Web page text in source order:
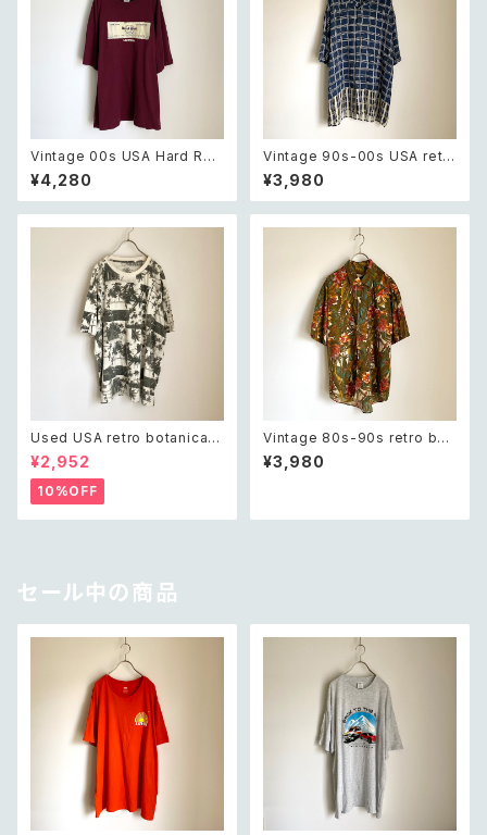
Vintage 00s USA Hard Roc
k CAFE Las Vegas burgund
y t shirt 2XL レトロ アメリカ
ヴィンテージ 古着 ハードロック
¥4,280
Vintage 90s-00s USA retr
o navy blue plaid pattern s
hirt レトロ アメリカ ヴィンテー
ジ 古着 ネイビー チェック柄 半
¥3,980
Used USA retro botanical
palm tree design Tshirt ユ
ーズド アメリカ 古着 ボタニカル
ヤシの木 デザイン Tシャツ ユニ
セックス
¥2,952
10%OFF
Vintage 80s-90s retro bot
anical design shirt レトロ ヴ
ィンテージ 古着 クラシカル ボタ
¥3,980
セール中の商品